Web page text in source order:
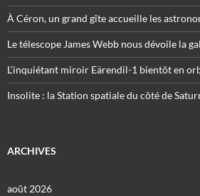
À Céron, un grand gîte accueille les
Le télescope James Webb nous dévoile la
L’inquiétant miroir Eärendil-1 bientôt en
Insolite : la Station spatiale du côté de
ARCHIVES
août 2026